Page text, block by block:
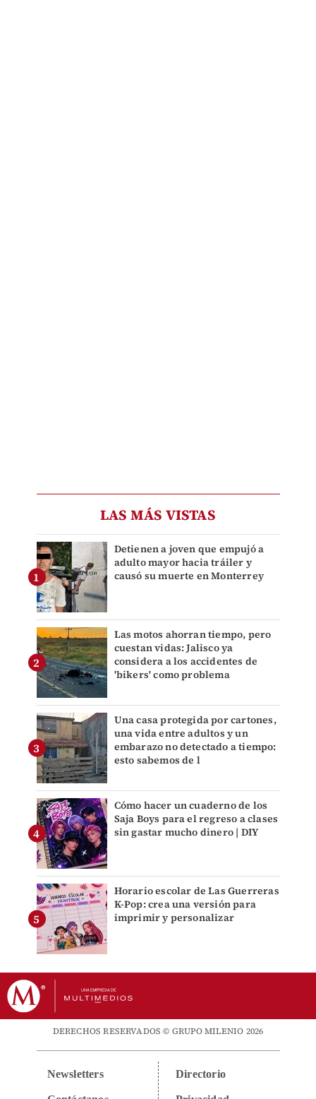
LAS MÁS VISTAS
Detienen a joven que empujó a
adulto mayor hacia tráiler y
causó su muerte en Monterrey
Las motos ahorran tiempo, pero
cuestan vidas: Jalisco ya
considera a los accidentes de
'bikers' como problema
Una casa protegida por cartones,
una vida entre adultos y un
embarazo no detectado a tiempo:
esto sabemos de l
Cómo hacer un cuaderno de los
Saja Boys para el regreso a clases
sin gastar mucho dinero | DIY
Horario escolar de Las Guerreras
K-Pop: crea una versión para
imprimir y personalizar
DERECHOS RESERVADOS © GRUPO MILENIO 2026
Newsletters Directorio